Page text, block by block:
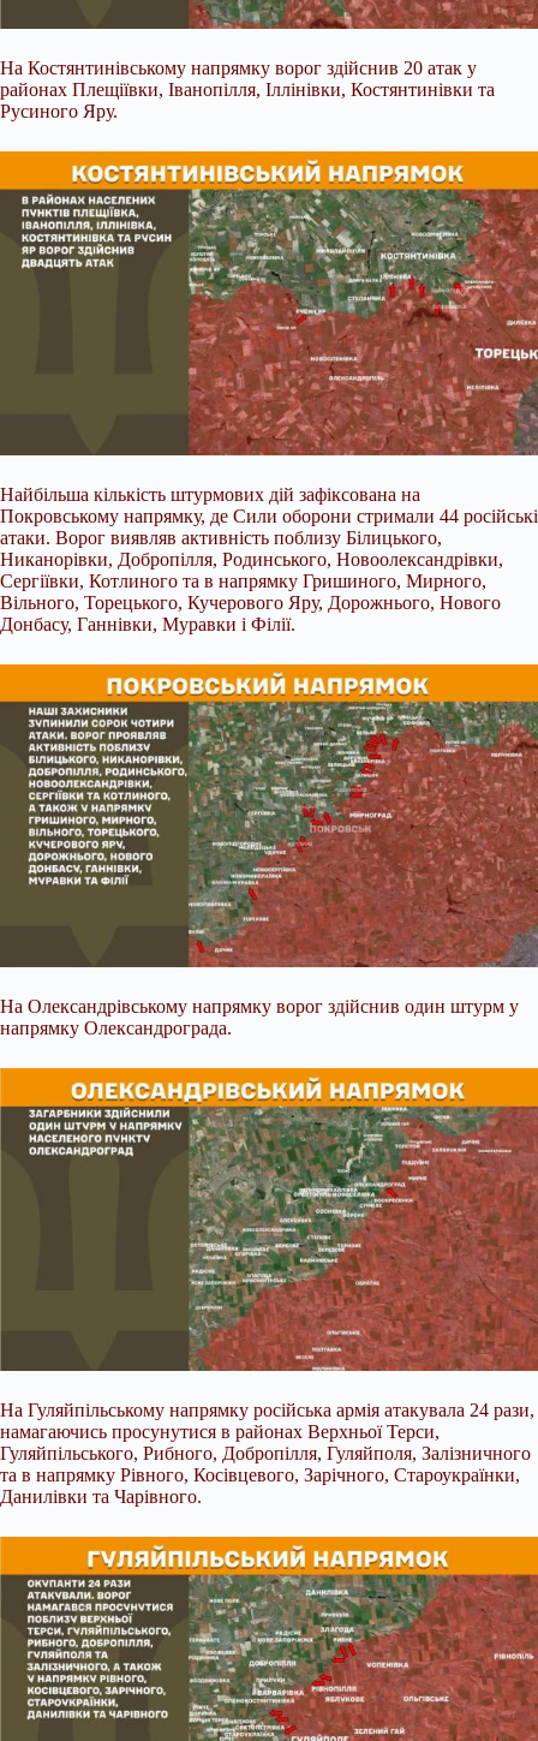
На Костянтинівському напрямку ворог здійснив 20 атак у
районах Плещіївки, Іванопілля, Іллінівки, Костянтинівки та
Русиного Яру.
Найбільша кількість штурмових дій зафіксована на
Покровському напрямку, де Сили оборони стримали 44 російські
атаки. Ворог виявляв активність поблизу Білицького,
Никанорівки, Добропілля, Родинського, Новоолександрівки,
Сергіївки, Котлиного та в напрямку Гришиного, Мирного,
Вільного, Торецького, Кучерового Яру, Дорожнього, Нового
Донбасу, Ганнівки, Муравки і Філії.
На Олександрівському напрямку ворог здійснив один штурм у
напрямку Олександрограда.
На Гуляйпільському напрямку російська армія атакувала 24 рази,
намагаючись просунутися в районах Верхньої Терси,
Гуляйпільського, Рибного, Добропілля, Гуляйполя, Залізничного
та в напрямку Рівного, Косівцевого, Зарічного, Староукраїнки,
Данилівки та Чарівного.